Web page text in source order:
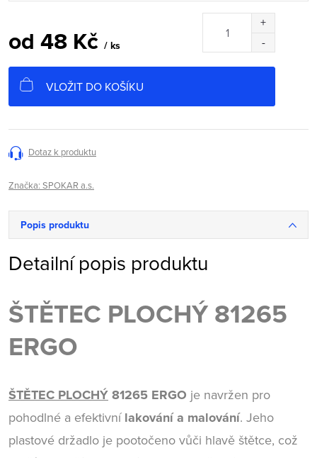
od 48 Kč / ks
cena:
VLOŽIT DO KOŠÍKU
Dotaz k produktu
Značka: SPOKAR a.s.
Popis produktu
Detailní popis produktu
ŠTĚTEC PLOCHÝ 81265
ERGO
ŠTĚTEC PLOCHÝ81265 ERGO je navržen pro
pohodlné a efektivnílakování a malování. Jeho
plastové držadlo je pootočeno vůči hlavě štětce, což